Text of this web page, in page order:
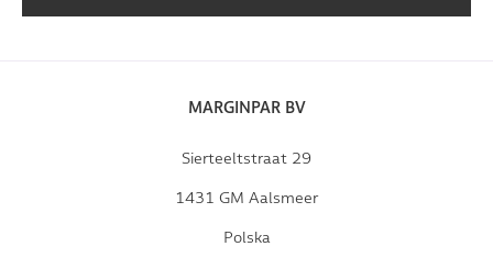
MARGINPAR BV
Sierteeltstraat 29
1431 GM Aalsmeer
Polska